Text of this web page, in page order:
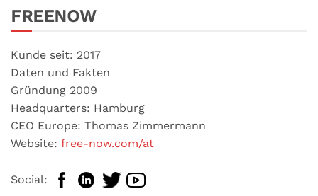
FREENOW
Kunde seit: 2017
Daten und Fakten
Gründung 2009
Headquarters: Hamburg
CEO Europe: Thomas Zimmermann
Website: free-now.com/at
Social: